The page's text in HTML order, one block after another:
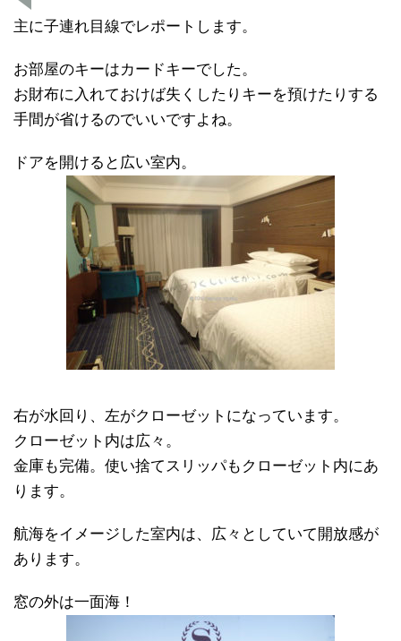
主に子連れ目線でレポートします。
お部屋のキーはカードキーでした。
お財布に入れておけば失くしたりキーを預けたりする
手間が省けるのでいいですよね。
ドアを開けると広い室内。
右が水回り、左がクローゼットになっています。
クローゼット内は広々。
金庫も完備。使い捨てスリッパもクローゼット内にあ
ります。
航海をイメージした室内は、広々としていて開放感が
あります。
窓の外は一面海！